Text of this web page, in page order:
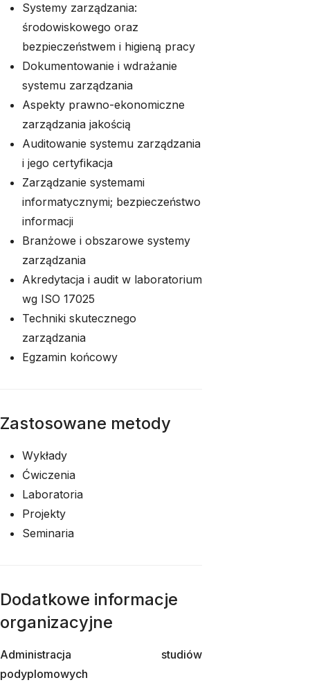
Systemy zarządzania:
środowiskowego oraz
bezpieczeństwem i higieną pracy
Dokumentowanie i wdrażanie
systemu zarządzania
Aspekty prawno-ekonomiczne
zarządzania jakością
Auditowanie systemu zarządzania
i jego certyfikacja
Zarządzanie systemami
informatycznymi; bezpieczeństwo
informacji
Branżowe i obszarowe systemy
zarządzania
Akredytacja i audit w laboratorium
wg ISO 17025
Techniki skutecznego
zarządzania
Egzamin końcowy
Zastosowane metody
Wykłady
Ćwiczenia
Laboratoria
Projekty
Seminaria
Dodatkowe informacje
organizacyjne
Administracja studiów
podyplomowych